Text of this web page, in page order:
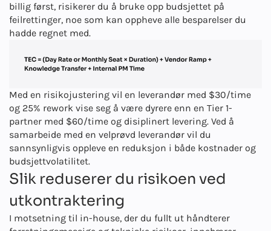
billig først, risikerer du å bruke opp budsjettet på
feilrettinger, noe som kan oppheve alle besparelser du
hadde regnet med.
Med en risikojustering vil en leverandør med $30/time
og 25% rework vise seg å være dyrere enn en Tier 1-
partner med $60/time og disiplinert levering. Ved å
samarbeide med en velprøvd leverandør vil du
sannsynligvis oppleve en reduksjon i både kostnader og
budsjettvolatilitet.
Slik reduserer du risikoen ved
utkontraktering
I motsetning til in-house, der du fullt ut håndterer